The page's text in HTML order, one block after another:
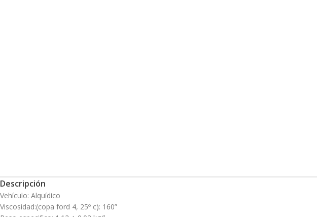
Descripción
Vehículo: Alquídico
Viscosidad:(copa ford 4, 25º c): 160”